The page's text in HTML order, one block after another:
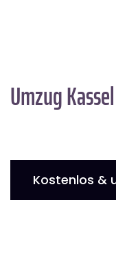
Umzug Kassel
Kostenlos &